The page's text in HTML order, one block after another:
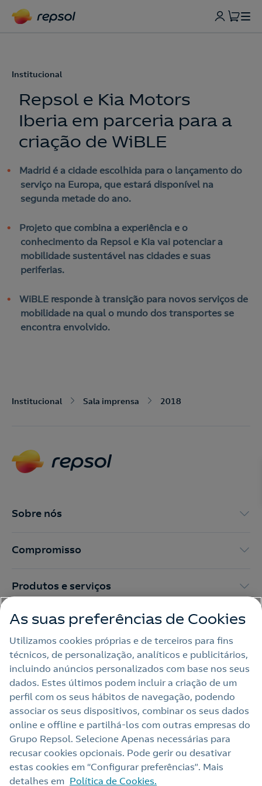
Contacte-nos
Institucional
Repsol e Kia Motors
Iberia em parceria para a
criação de WiBLE
Madrid é a cidade escolhida para o lançamento do
serviço na Europa, que estará disponível na
segunda metade do ano.
Projeto que combina a experiência e o
conhecimento da Repsol e Kia vai potenciar a
mobilidade sustentável nas cidades e suas
periferias.
WiBLE responde à transição para novos serviços de
mobilidade na qual o mundo dos transportes se
encontra envolvido.
Institucional Sala imprensa 2018
Sobre nós
Compromisso
Produtos e serviços
Trabalhar na Repsol
Sala de imprensa
Nota legal
Política de privacidade
Política de cookies
Termos e Condições My Repsol
As suas preferências de Cookies
Utilizamos cookies próprias e de terceiros para fins
técnicos, de personalização, analíticos e publicitários,
incluindo anúncios personalizados com base nos seus
dados. Estes últimos podem incluir a criação de um
perfil com os seus hábitos de navegação, podendo
associar os seus dispositivos, combinar os seus dados
online e offline e partilhá‑los com outras empresas do
Grupo Repsol. Selecione Apenas necessárias para
recusar cookies opcionais. Pode gerir ou desativar
estas cookies em “Configurar preferências”. Mais
detalhes em Política de Cookies.